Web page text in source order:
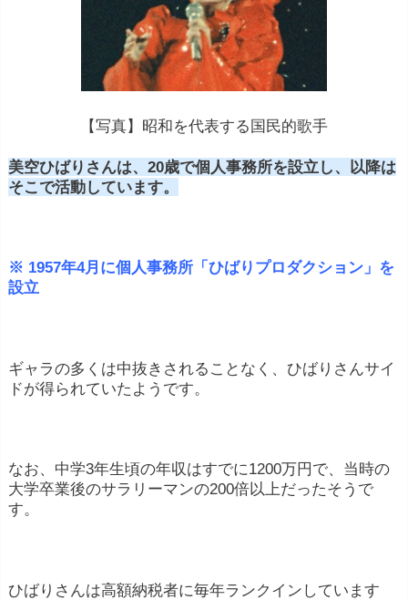
【写真】昭和を代表する国民的歌手
美空ひばりさんは、20歳で個人事務所を設立し、
以降は
そこで活動しています。
※ 1957年4月に個人事務所「ひばりプロダクション」を
設立
ギャラの多くは中抜きされることなく、ひばりさんサイ
ドが得られていたようです。
なお、中学3年生頃の年収はすでに1200万円で、当時の
大学卒業後のサラリーマンの200倍以上だったそうで
す。
ひばりさんは高額納税者に毎年ランクインしています